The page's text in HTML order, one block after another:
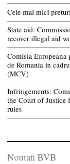
Cele mai mici
State aid:
recover illegal aid
Comisia
de Romania in
(MCV)
Infringements:
the Court of Justice
rules
Noutati BVB